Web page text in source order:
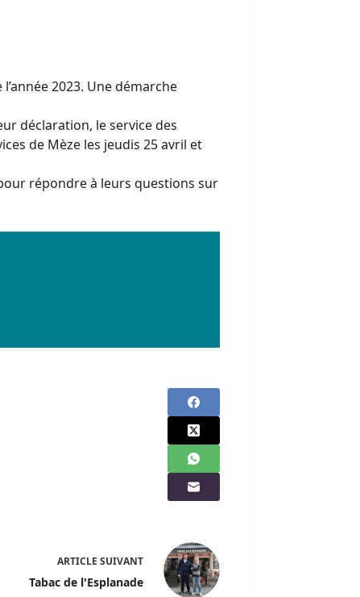
2023. Une démarche
déclaration, le service des
de Mèze les jeudis 25 avril et
répondre à leurs questions sur
ARTICLE SUIVANT
Tabac de l'Esplanade